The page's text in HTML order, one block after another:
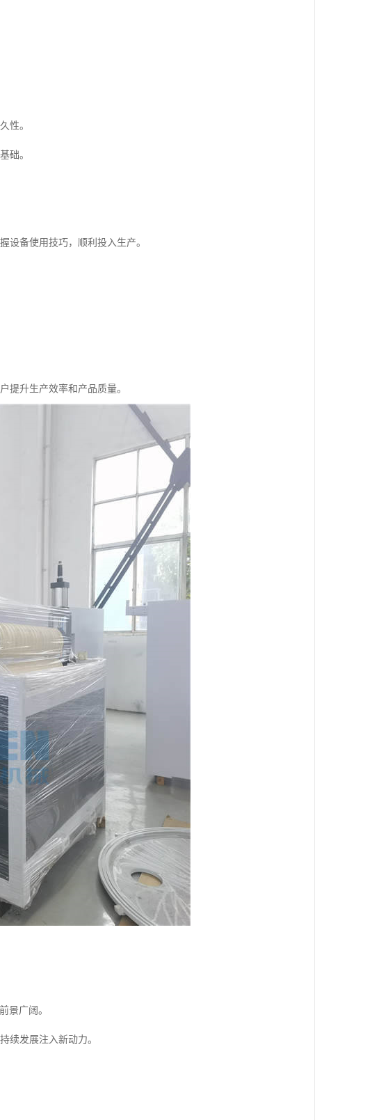
性。
础。
设备使用技巧，顺利投入生产。
提升生产效率和产品质量。
景广阔。
续发展注入新动力。